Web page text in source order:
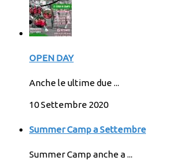
OPEN DAY
Anche le ultime due ...
10 Settembre 2020
Summer Camp a Settembre
Summer Camp anche a ...